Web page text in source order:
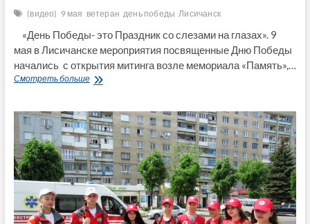
(видео) 9 мая ветеран день победы Лисичанск
«День Победы- это Праздник со слезами на глазах». 9
мая в Лисичанске мероприятия посвященные Дню Победы
начались с открытия митинга возле мемориала «Память»,…
Смотреть большеДень
Лисичанске
(видеорепортаж)